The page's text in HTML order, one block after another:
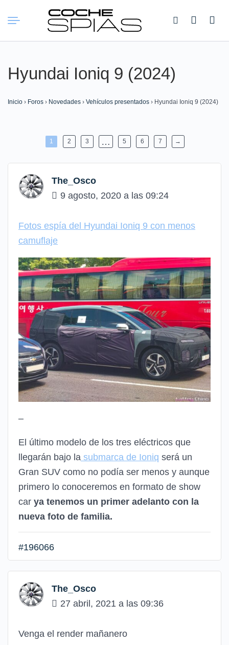
Buscar:
Hyundai Ioniq 9 (2024)
Inicio › Foros › Novedades › Vehículos presentados › Hyundai Ioniq 9 (2024)
1 2 3 … 5 6 7 →
The_Osco
9 agosto, 2020 a las 09:24
Fotos espía del Hyundai Ioniq 9 con menos
camuflaje
–
El último modelo de los tres eléctricos que
llegarán bajo la submarca de Ioniq será un
Gran SUV como no podía ser menos y aunque
primero lo conoceremos en formato de show
car ya tenemos un primer adelanto con la
nueva foto de familia.
#196066
The_Osco
27 abril, 2021 a las 09:36
Venga el render mañanero